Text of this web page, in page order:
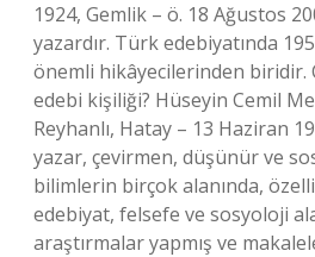
1924, Gemlik – ö. 18 Ağustos
yazardır. Türk edebiyatında
önemli hikâyecilerinden biridir.
edebi kişiliği? Hüseyin Cemil
Reyhanlı, Hatay – 13 Haziran
yazar, çevirmen, düşünür ve
bilimlerin birçok alanında,
edebiyat, felsefe ve sosyoloji
araştırmalar yapmış ve